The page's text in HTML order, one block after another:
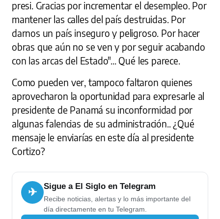
presi. Gracias por incrementar el desempleo. Por
mantener las calles del país destruidas. Por
darnos un país inseguro y peligroso. Por hacer
obras que aún no se ven y por seguir acabando
con las arcas del Estado"... Qué les parece.
Como pueden ver, tampoco faltaron quienes
aprovecharon la oportunidad para expresarle al
presidente de Panamá su inconformidad por
algunas falencias de su administración.. ¿Qué
mensaje le enviarías en este día al presidente
Cortizo?
✈ Sigue a El Siglo en Telegram
Recibe noticias, alertas y lo más importante del
día directamente en tu Telegram.